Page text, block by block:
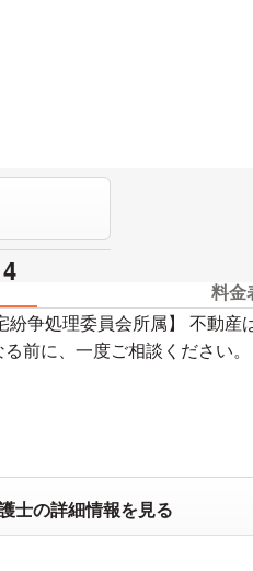
料金
争処理委員会所属】 不動産
前に、一度ご相談ください。
士の詳細情報を見る